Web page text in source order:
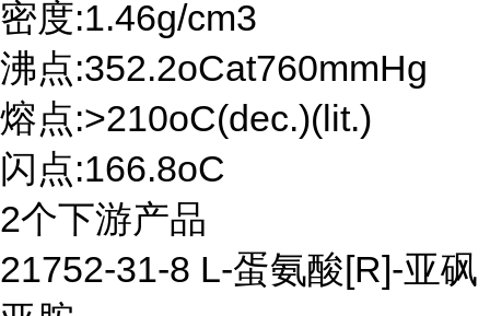
密度:1.46g/cm3
沸点:352.2oCat760mmHg
熔点:>210oC(dec.)(lit.)
闪点:166.8oC
2个下游产品
21752-31-8 L-蛋氨酸[R]-亚砜